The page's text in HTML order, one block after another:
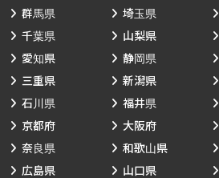
群馬県
埼玉県
千葉県
山梨県
愛知県
静岡県
三重県
新潟県
石川県
福井県
京都府
大阪府
奈良県
和歌山県
広島県
山口県